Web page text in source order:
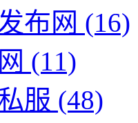
布网 (16)
(11)
服 (48)